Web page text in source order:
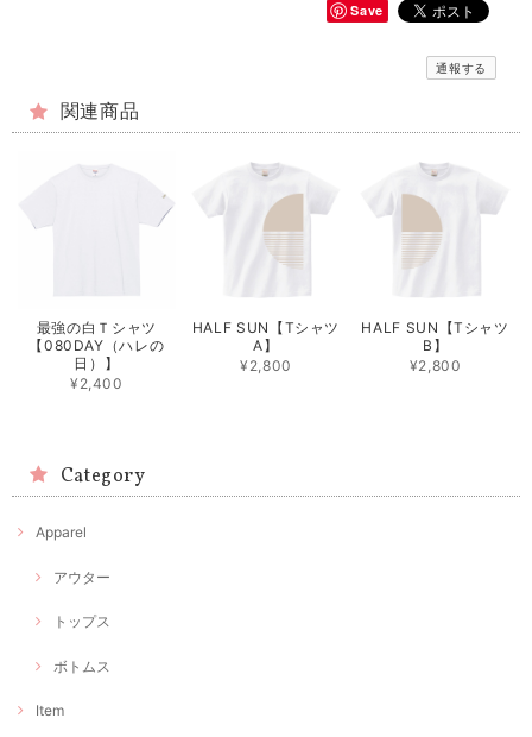
Save
通報する
関連商品
最強の白Ｔシャツ
【080DAY（ハレの
日）】
¥2,400
HALF SUN【Tシャツ
A】
¥2,800
HALF SUN【Tシャツ
B】
¥2,800
Category
Apparel
アウター
トップス
ボトムス
Item